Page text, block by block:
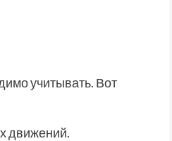
учитывать. Вот
движений.